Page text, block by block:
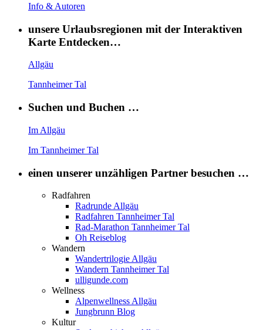
Info & Autoren
unsere Urlaubsregionen mit der Interaktiven
Karte Entdecken…
Allgäu
Tannheimer Tal
Suchen und Buchen …
Im Allgäu
Im Tannheimer Tal
einen unserer unzähligen Partner besuchen …
Radfahren
Radrunde Allgäu
Radfahren Tannheimer Tal
Rad-Marathon Tannheimer Tal
Oh Reiseblog
Wandern
Wandertrilogie Allgäu
Wandern Tannheimer Tal
ulligunde.com
Wellness
Alpenwellness Allgäu
Jungbrunn Blog
Kultur